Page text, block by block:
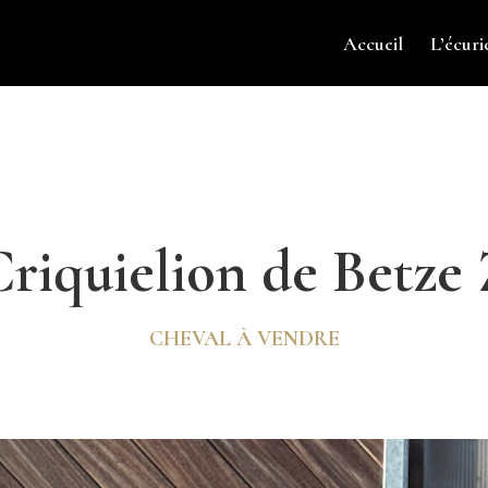
Accueil
de Betze
CHEVAL À VENDRE